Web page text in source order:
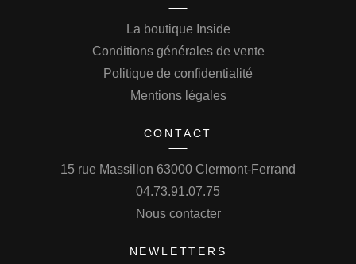
La boutique Inside
Conditions générales de vente
Politique de confidentialité
Mentions légales
CONTACT
15 rue Massillon 63000 Clermont-Ferrand
04.73.91.07.75
Nous contacter
NEWLETTERS